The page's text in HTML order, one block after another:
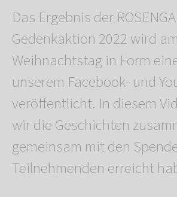
Das Ergebnis der
Gedenkaktion 2022 wird
Weihnachtstag in Form
unserem Facebook- und
veröffentlicht. In diesem
wir die Geschichten
gemeinsam mit den
Teilnehmenden erreicht